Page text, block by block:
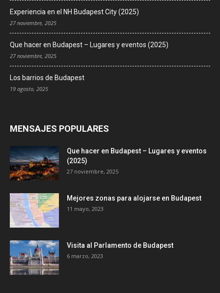
Experiencia en el NH Budapest City (2025)
27 noviembre, 2025
Que hacer en Budapest – Lugares y eventos (2025)
27 noviembre, 2025
Los barrios de Budapest
19 agosto, 2025
MENSAJES POPULARES
Que hacer en Budapest – Lugares y eventos
(2025)
27 noviembre, 2025
Mejores zonas para alojarse en Budapest
11 mayo, 2023
Visita al Parlamento de Budapest
6 marzo, 2023